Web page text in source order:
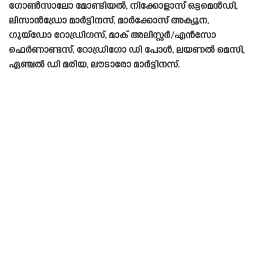
ഗോൺസാലോ മോണ്ടിയൽ, നിക്കോളാസ് ഒട്ടമെൻഡി,
ലിസാൻഡ്രോ മാർട്ടിനസ്, മാർക്കോസ് അക്യൂന,
ഗുയ്‌ഡോ റോഡ്രിഗസ്, മാക് അലിസ്റ്റർ/എൻസോ
ഫെർണാണ്ടസ്, റോഡ്രിഗോ ഡി പോൾ, ലയണൽ മെസി,
ഏഞ്ചൽ ഡി മരിയ, ലൗടാരോ മാർട്ടിനസ്.